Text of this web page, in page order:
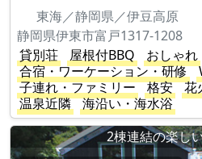
東海／静岡県／伊豆高原
静岡県伊東市富戸1317-1208
貸別荘
屋根付BBQ おしゃれ
合宿・ワーケーション・研修
子連れ・ファミリー
格安 花
温泉近隣
海沿い・海水浴
2棟連結の楽し